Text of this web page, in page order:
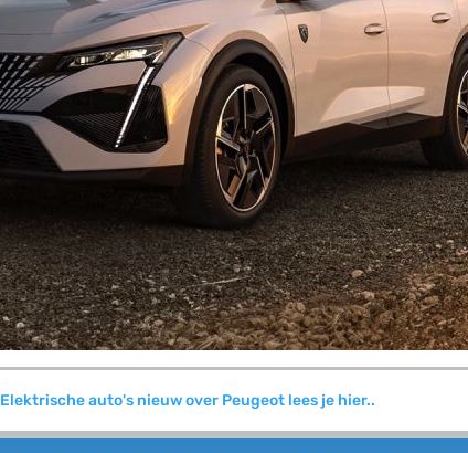
Elektrische auto's nieuw over Peugeot lees je hier..